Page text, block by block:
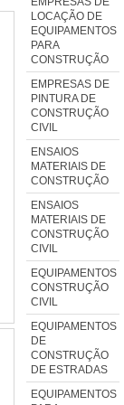
LOCAÇÃO DE
EQUIPAMENTOS
PARA
CONSTRUÇÃO
EMPRESAS DE
PINTURA DE
CONSTRUÇÃO
CIVIL
ENSAIOS
MATERIAIS DE
CONSTRUÇÃO
ENSAIOS
MATERIAIS DE
CONSTRUÇÃO
CIVIL
EQUIPAMENTOS
CONSTRUÇÃO
CIVIL
EQUIPAMENTOS
DE
CONSTRUÇÃO
DE ESTRADAS
EQUIPAMENTOS